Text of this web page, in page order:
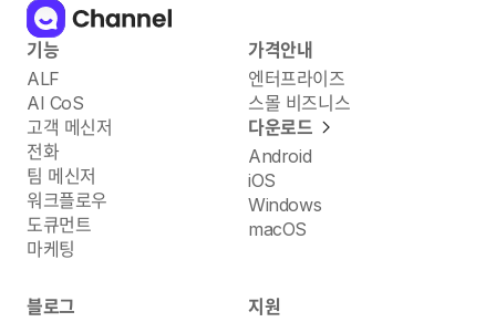
기능
ALF
AI CoS
고객 메신저
전화
팀 메신저
워크플로우
도큐먼트
마케팅
가격안내
엔터프라이즈
스몰 비즈니스
다운로드
Android
iOS
Windows
macOS
블로그
지원